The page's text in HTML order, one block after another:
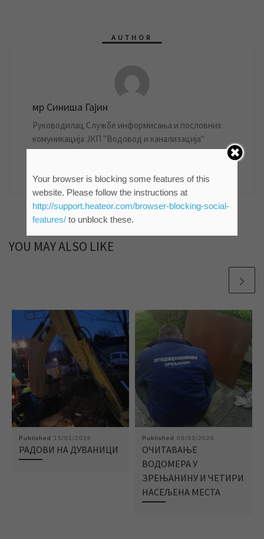
AUTHOR
мр Синиша Гајин
Руководилац Службе информисања и пословних
комуникација ЈКП "Водовод и канализација"
Зрењанин
YOU MAY ALSO LIKE
Published 15/01/2026
РАДОВИ НА ДУВАНИЦИ
Published 09/03/2026
ОЧИТАВАЊЕ
ВОДОМЕРА У
ЗРЕЊАНИНУ И ЧЕТИРИ
НАСЕЉЕНА МЕСТА
Your browser is blocking some features of this
website. Please follow the instructions at
http://support.heateor.com/browser-blocking-social-
features/to unblock these.